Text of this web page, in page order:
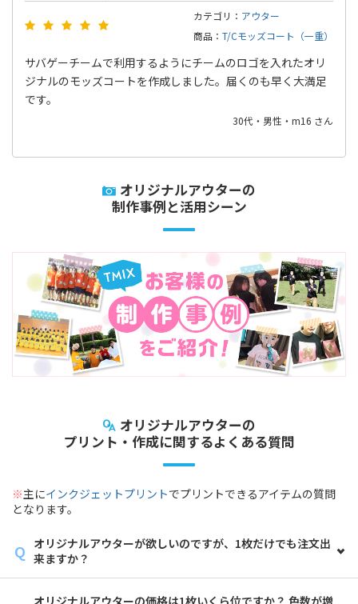
カテゴリ： アウター
商品： T/Cモッズコート（一重）
サバゲーチームで利用するようにチームのロゴを入れたオリ
ジナルのモッズコートを作成しました。届くのも早く大満足
です。
30代・男性・m16 さん
オリジナルアウターの
制作事例と活用シーン
オリジナルアウターの
プリント・作成に関するよくある質問
※主にインクジェットプリントでプリントできるアイテムの質問
となります。
オリジナルアウターが欲しいのですが、1枚だけでも注文出
来ますか？